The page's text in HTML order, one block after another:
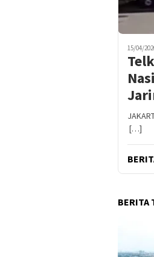
15/04/
[…]
BERITA